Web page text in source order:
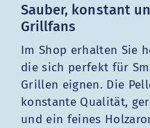
Sauber, konstant
Grillfans
Im Shop erhalten Sie
die sich perfekt für
Grillen eignen. Die
konstante Qualität,
und ein feines